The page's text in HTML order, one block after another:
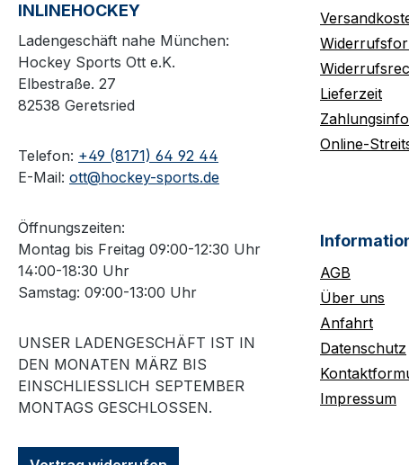
INLINEHOCKEY
Ladengeschäft nahe München:
Hockey Sports Ott e.K.
Elbestraße. 27
82538 Geretsried
Telefon: +49 (8171) 64 92 44
E-Mail: ott@hockey-sports.de
Öffnungszeiten:
Montag bis Freitag 09:00-12:30 Uhr
14:00-18:30 Uhr
Samstag: 09:00-13:00 Uhr
UNSER LADENGESCHÄFT IST IN
DEN MONATEN MÄRZ BIS
EINSCHLIESSLICH SEPTEMBER M
ONTAGS GESCHLOSSEN.
Lieferzeit
Online-
AGB
Über uns
Anfahrt
Datenschutz
Impressum